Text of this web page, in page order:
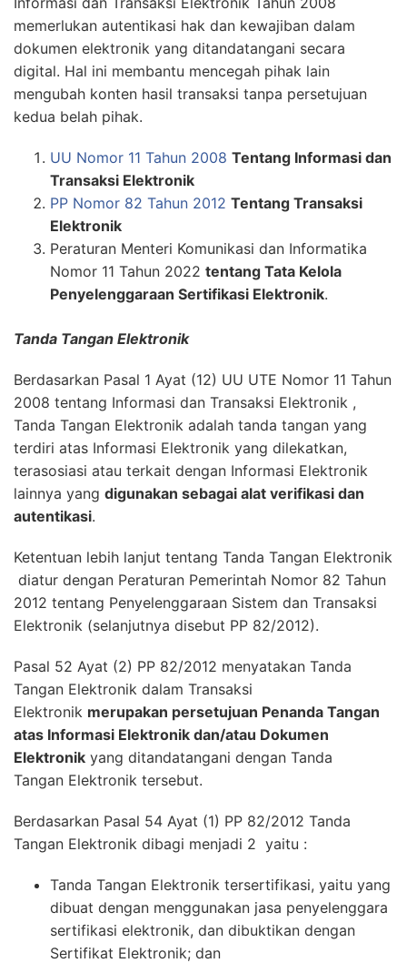
memerlukan autentikasi hak dan kewajiban dalam
dokumen elektronik yang ditandatangani secara
digital. Hal ini membantu mencegah pihak lain
mengubah konten hasil transaksi tanpa persetujuan
kedua belah pihak.
UU Nomor 11 Tahun 2008 Tentang Informasi dan
Transaksi Elektronik
PP Nomor 82 Tahun 2012 Tentang Transaksi
Elektronik
Peraturan Menteri Komunikasi dan Informatika
Nomor 11 Tahun 2022 tentang Tata Kelola
Penyelenggaraan Sertifikasi Elektronik.
Tanda Tangan Elektronik
Berdasarkan Pasal 1 Ayat (12) UU UTE Nomor 11 Tahun
2008 tentang Informasi dan Transaksi Elektronik ,
Tanda Tangan Elektronik adalah tanda tangan yang
terdiri atas Informasi Elektronik yang dilekatkan,
terasosiasi atau terkait dengan Informasi Elektronik
lainnya yang digunakan sebagai alat verifikasi dan
autentikasi.
Ketentuan lebih lanjut tentang Tanda Tangan Elektronik
diatur dengan Peraturan Pemerintah Nomor 82 Tahun
2012 tentang Penyelenggaraan Sistem dan Transaksi
Elektronik (selanjutnya disebut PP 82/2012).
Pasal 52 Ayat (2) PP 82/2012 menyatakan Tanda
Tangan Elektronik dalam Transaksi
Elektronik merupakan persetujuan Penanda Tangan
atas Informasi Elektronik dan/atau Dokumen
Elektronik yang ditandatangani dengan Tanda
Tangan Elektronik tersebut.
Berdasarkan Pasal 54 Ayat (1) PP 82/2012 Tanda
Tangan Elektronik dibagi menjadi 2 yaitu :
Tanda Tangan Elektronik tersertifikasi, yaitu yang
dibuat dengan menggunakan jasa penyelenggara
sertifikasi elektronik, dan dibuktikan dengan
Sertifikat Elektronik; dan